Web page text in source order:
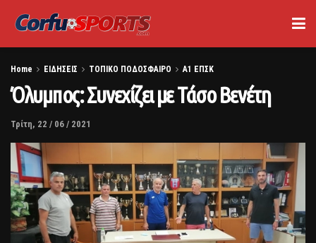
Home ΕΙΔΗΣΕΙΣ ΤΟΠΙΚΟ ΠΟΔΟΣΦΑΙΡΟ Α1 ΕΠΣΚ
Όλυμπος: Συνεχίζει με Τάσο Βενέτη
Τρίτη, 22 / 06 / 2021